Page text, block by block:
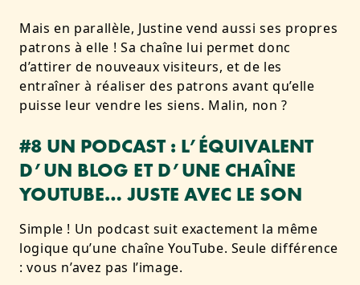
Mais en parallèle, Justine vend aussi ses propres
patrons à elle ! Sa chaîne lui permet donc
d’attirer de nouveaux visiteurs, et de les
entraîner à réaliser des patrons avant qu’elle
puisse leur vendre les siens. Malin, non ?
#8 UN PODCAST : L’ÉQUIVALENT
D’UN BLOG ET D’UNE CHAÎNE
YOUTUBE… JUSTE AVEC LE SON
Simple ! Un podcast suit exactement la même
logique qu’une chaîne YouTube. Seule différence
: vous n’avez pas l’image.